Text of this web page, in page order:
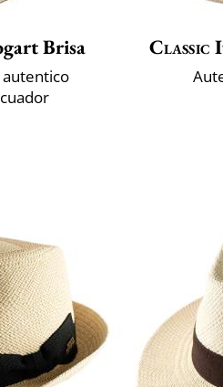
Brisa
autentico
Classic